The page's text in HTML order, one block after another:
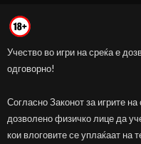
Учество во игри на среќа е
одговорно!
Согласно Законот за игрите
дозволено физичко лице да
кои влоговите се уплаќаат на